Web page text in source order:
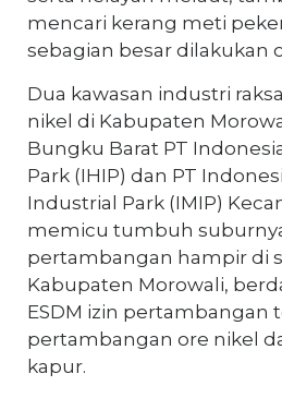
mencari kerang meti
sebagian besar dilakukan
Dua kawasan industri
nikel di Kabupaten
Bungku Barat PT
Park (IHIP) dan PT
Industrial Park (IMIP)
memicu tumbuh
pertambangan hampir di
Kabupaten Morowali,
ESDM izin pertambangan
pertambangan ore nikel
kapur.